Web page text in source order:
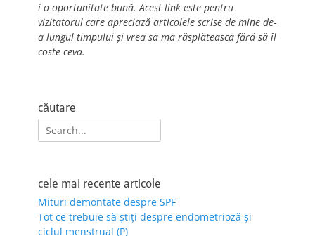
i o oportunitate bună. Acest link este pentru
vizitatorul care apreciază articolele scrise de mine de-
a lungul timpului și vrea să mă răsplătească fără să îl
coste ceva.
căutare
Search
for:
cele mai recente articole
Mituri demontate despre SPF
Tot ce trebuie să știți despre endometrioză și
ciclul menstrual (P)